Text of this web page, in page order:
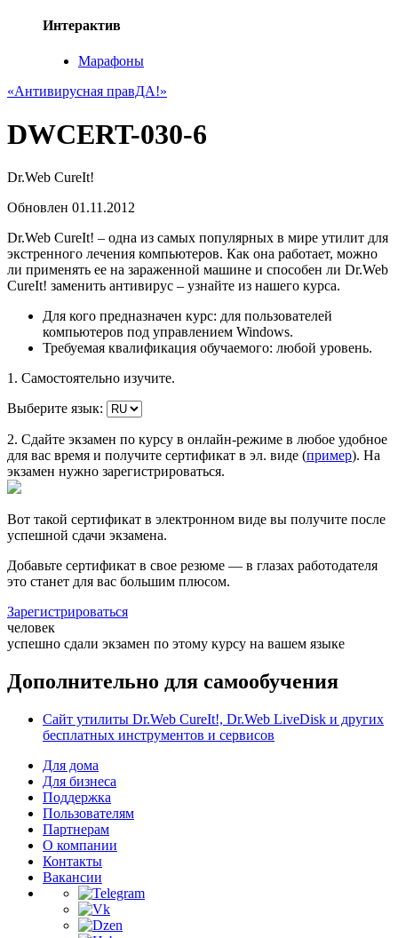
Интерактив
Марафоны
«Антивирусная правДА!»
DWCERT-030-6
Dr.Web CureIt!
Обновлен 01.11.2012
Dr.Web CureIt! – одна из самых популярных в мире утилит для
экстренного лечения компьютеров. Как она работает, можно
ли применять ее на зараженной машине и способен ли Dr.Web
CureIt! заменить антивирус – узнайте из нашего курса.
Для кого предназначен курс: для пользователей
компьютеров под управлением Windows.
Требуемая квалификация обучаемого: любой уровень.
1. Самостоятельно изучите.
Выберите язык:
2. Сдайте экзамен по курсу в онлайн-режиме в любое удобное
для вас время и получите сертификат в эл. виде (пример). На
экзамен нужно зарегистрироваться.
Вот такой сертификат в электронном виде вы получите после
успешной сдачи экзамена.
Добавьте сертификат в свое резюме — в глазах работодателя
это станет для вас большим плюсом.
Зарегистрироваться
человек
успешно сдали экзамен по этому курсу на вашем языке
Дополнительно для самообучения
Сайт утилиты Dr.Web CureIt!, Dr.Web LiveDisk и других
бесплатных инструментов и сервисов
Для дома
Для бизнеса
Поддержка
Пользователям
Партнерам
О компании
Контакты
Вакансии